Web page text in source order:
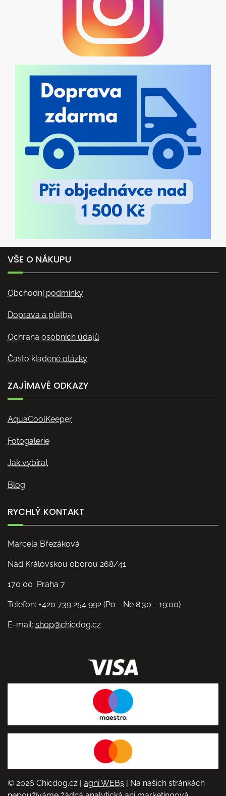
VŠE O NÁKUPU
Obchodní podmínky
Doprava a platba
Ochrana osobních údajů
Často kladené otázky
ZAJÍMAVÉ ODKAZY
AquaCoolKeeper
Fotogalerie
Jak vybírat
Blog
RYCHLÝ KONTAKT
Marcela Březáková
Nad Královskou oborou 268/41
170 00 Praha 7
Telefon: +420 739 254 992 (Po - Ne 8:30 - 19:00)
E-mail: shop@chicdog.cz
© 2026 Chicdog.cz | agni WEBs | Na našich stránkách